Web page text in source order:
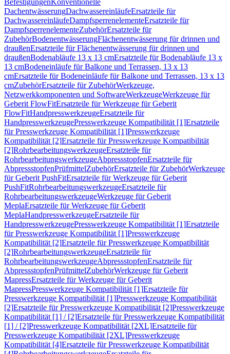
BefestigungenKonventionelle
DachentwässerungDachwassereinläufeErsatzteile für
DachwassereinläufeDampfsperrenelementeErsatzteile für
DampfsperrenelementeZubehörErsatzteile für
ZubehörBodenentwässerungFlächenentwässerung für drinnen und
draußenErsatzteile für Flächenentwässerung für drinnen und
draußenBodenabläufe 13 x 13 cmErsatzteile für Bodenabläufe 13 x
13 cmBodeneinläufe für Balkone und Terrassen, 13 x 13
cmErsatzteile für Bodeneinläufe für Balkone und Terrassen, 13 x 13
cmZubehörErsatzteile für ZubehörWerkzeuge,
Netzwerkkomponenten und SoftwareWerkzeugeWerkzeuge für
Geberit FlowFitErsatzteile für Werkzeuge für Geberit
FlowFitHandpresswerkzeugeErsatzteile für
HandpresswerkzeugePresswerkzeuge Kompatibilität [1]Ersatzteile
für Presswerkzeuge Kompatibilität [1]Presswerkzeuge
Kompatibilität [2]Ersatzteile für Presswerkzeuge Kompatibilität
[2]RohrbearbeitungswerkzeugeErsatzteile für
RohrbearbeitungswerkzeugeAbpressstopfenErsatzteile für
AbpressstopfenPrüfmittelZubehörErsatzteile für ZubehörWerkzeuge
für Geberit PushFitErsatzteile für Werkzeuge für Geberit
PushFitRohrbearbeitungswerkzeugeErsatzteile für
RohrbearbeitungswerkzeugeWerkzeuge für Geberit
MeplaErsatzteile für Werkzeuge für Geberit
MeplaHandpresswerkzeugeErsatzteile für
HandpresswerkzeugePresswerkzeuge Kompatibilität [1]Ersatzteile
für Presswerkzeuge Kompatibilität [1]Presswerkzeuge
Kompatibilität [2]Ersatzteile für Presswerkzeuge Kompatibilität
[2]RohrbearbeitungswerkzeugeErsatzteile für
RohrbearbeitungswerkzeugeAbpressstopfenErsatzteile für
AbpressstopfenPrüfmittelZubehörWerkzeuge für Geberit
MapressErsatzteile für Werkzeuge für Geberit
MapressPresswerkzeuge Kompatibilität [1]Ersatzteile für
Presswerkzeuge Kompatibilität [1]Presswerkzeuge Kompatibilität
[2]Ersatzteile für Presswerkzeuge Kompatibilität [2]Presswerkzeuge
Kompatibilität [1] / [2]Ersatzteile für Presswerkzeuge Kompatibilität
[1] / [2]Presswerkzeuge Kompatibilität [2XL]Ersatzteile für
Presswerkzeuge Kompatibilität [2XL]Presswerkzeuge
Kompatibilität [4]Ersatzteile für Presswerkzeuge Kompatibilität